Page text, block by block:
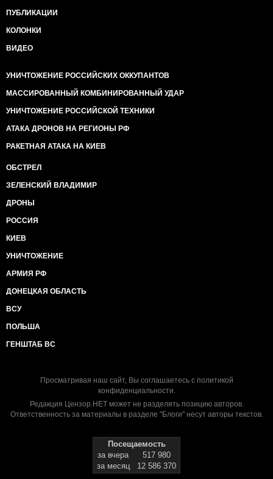
ПУБЛИКАЦИИ
КОЛОНКИ
ВИДЕО
УНИЧТОЖЕНИЕ РОССИЙСКИХ ОККУПАНТОВ
МАССИРОВАННЫЙ КОМБИНИРОВАННЫЙ УДАР
УНИЧТОЖЕНИЕ РОССИЙСКОЙ ТЕХНИКИ
АТАКА ДРОНОВ НА РЕГИОНЫ РФ
РАКЕТНАЯ АТАКА НА КИЕВ
ОБСТРЕЛ
ЗЕЛЕНСКИЙ ВЛАДИМИР
ДРОНЫ
РОССИЯ
КИЕВ
УНИЧТОЖЕНИЕ
АРМИЯ РФ
ДОНЕЦКАЯ ОБЛАСТЬ
ВСУ
ПОЛЬША
ГЕНШТАБ ВС
Просматривая наш сайт, Вы соглашаетесь с политикой
конфиденциальности.
Редакция Цензор.НЕТ может не разделять позицию авторов.
Ответственность за материалы в разделе "Блоги" несут авторы текстов.
Посещаемость
за вчера
517 980
за месяц
12 586 370